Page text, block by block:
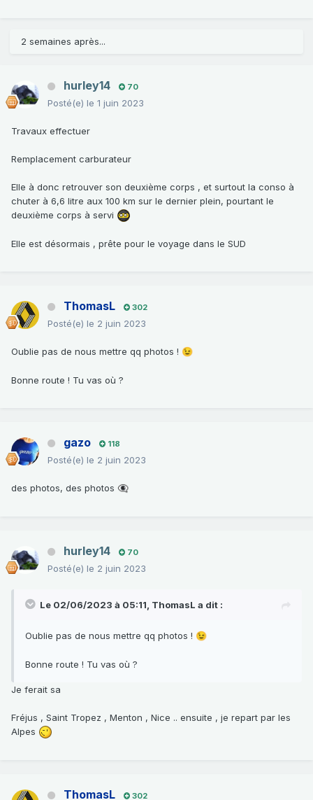
2 semaines après...
hurley14 70
Posté(e) le 1 juin 2023
Travaux effectuer
Remplacement carburateur
Elle à donc retrouver son deuxième corps , et surtout la conso à
chuter à 6,6 litre aux 100 km sur le dernier plein, pourtant le
deuxième corps à servi
Elle est désormais , prête pour le voyage dans le SUD
ThomasL 302
Posté(e) le 2 juin 2023
Oublie pas de nous mettre qq photos ! 😉
Bonne route ! Tu vas où ?
gazo 118
Posté(e) le 2 juin 2023
des photos, des photos 👁️‍🗨️
hurley14 70
Posté(e) le 2 juin 2023
Le 02/06/2023 à 05:11, ThomasL a dit :
Oublie pas de nous mettre qq photos ! 😉
Bonne route ! Tu vas où ?
Je ferait sa
Fréjus , Saint Tropez , Menton , Nice .. ensuite , je repart par les
Alpes
ThomasL 302